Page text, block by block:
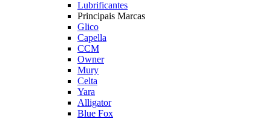
Lubrificantes
Principais Marcas
Glico
Capella
CCM
Owner
Mury
Celta
Yara
Alligator
Blue Fox